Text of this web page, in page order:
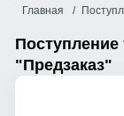
Главная
Поступление
"Предзаказ"